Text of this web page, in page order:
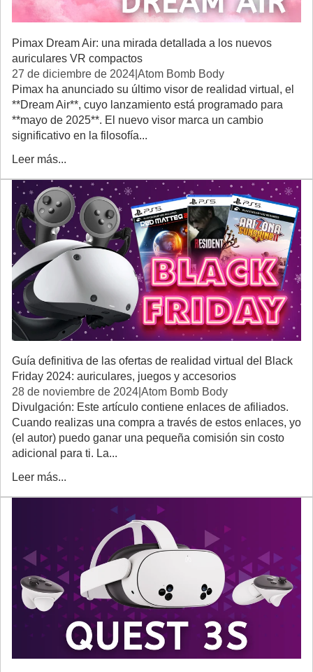
Pimax Dream Air: una mirada detallada a los nuevos
auriculares VR compactos
27 de diciembre de 2024 Atom Bomb Body
Pimax ha anunciado su último visor de realidad virtual, el
**Dream Air**, cuyo lanzamiento está programado para
**mayo de 2025**. El nuevo visor marca un cambio
significativo en la filosofía...
Leer más...
Guía definitiva de las ofertas de realidad virtual del Black
Friday 2024: auriculares, juegos y accesorios
28 de noviembre de 2024 Atom Bomb Body
Divulgación: Este artículo contiene enlaces de afiliados.
Cuando realizas una compra a través de estos enlaces, yo
(el autor) puedo ganar una pequeña comisión sin costo
adicional para ti. La...
Leer más...